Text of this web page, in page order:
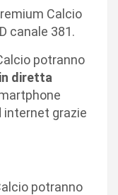
Calcio
canale 381.
potranno
diretta
internet grazie
potranno